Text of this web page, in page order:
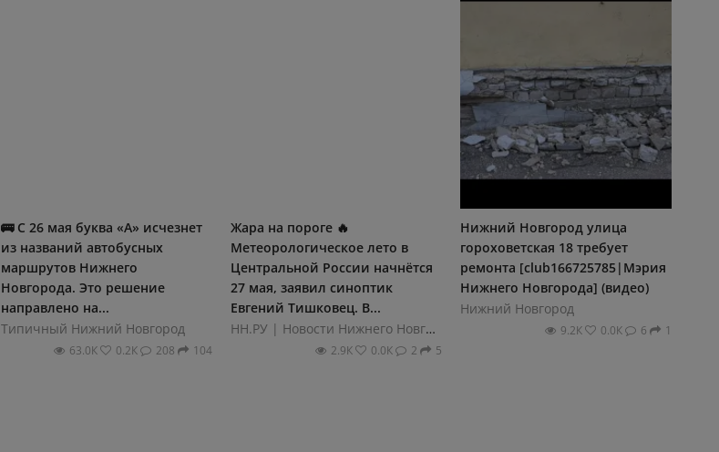
🚌 С 26 мая буква «А» исчезнет
из названий автобусных
маршрутов Нижнего
Новгорода. Это решение
направлено на...
Типичный Нижний Новгород
63.0К 0.2К 208 104
Жара на пороге 🔥
Метеорологическое лето в
Центральной России начнётся
27 мая, заявил синоптик
Евгений Тишковец. В...
НН.РУ | Новости Нижнего Новгорода
2.9К 0.0К 2 5
Нижний Новгород улица
гороховетская 18 требует
ремонта [club166725785|Мэрия
Нижнего Новгорода] (видео)
Нижний Новгород
9.2К 0.0К 6 1